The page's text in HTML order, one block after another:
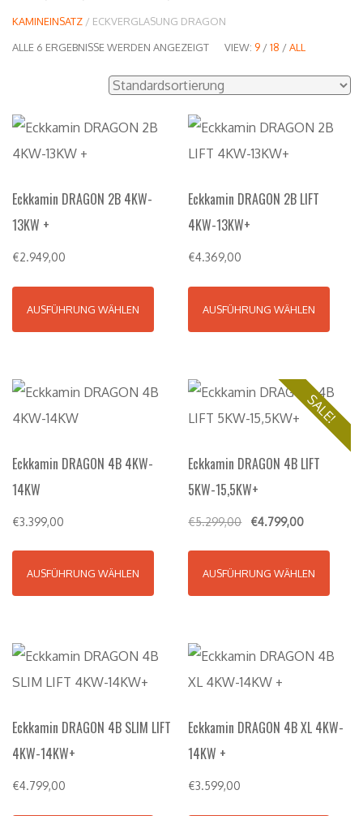
KAMINEINSATZ / ECKVERGLASUNG DRAGON
ALLE 6 ERGEBNISSE WERDEN ANGEZEIGT
VIEW: 9 /18 /ALL
Eckkamin DRAGON 2B 4KW-
13KW +
€2.949,00
AUSFÜHRUNG WÄHLEN
Eckkamin DRAGON 2B LIFT
4KW-13KW+
€4.369,00
AUSFÜHRUNG WÄHLEN
Eckkamin DRAGON 4B 4KW-
14KW
€3.399,00
AUSFÜHRUNG WÄHLEN
SALE!
Eckkamin DRAGON 4B LIFT
5KW-15,5KW+
€5.299,00 €4.799,00
AUSFÜHRUNG WÄHLEN
Eckkamin DRAGON 4B SLIM LIFT
4KW-14KW+
€4.799,00
Eckkamin DRAGON 4B XL 4KW-
14KW +
€3.599,00